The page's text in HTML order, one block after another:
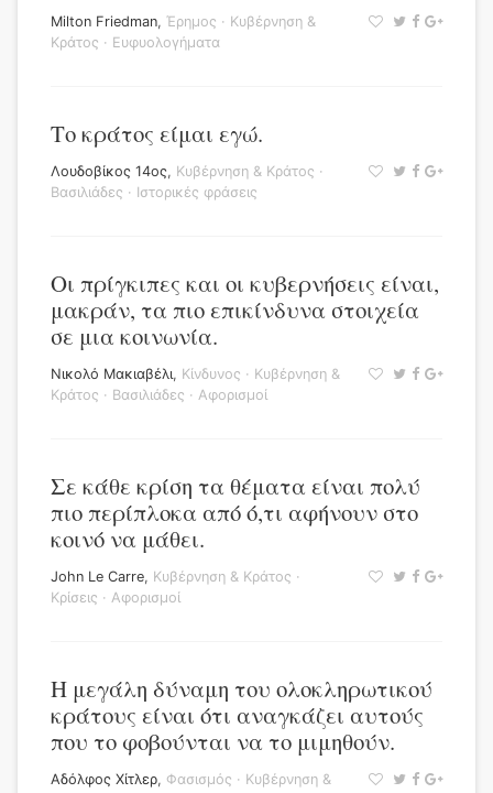
Milton Friedman, Έρημος · Κυβέρνηση &
Κράτος · Ευφυολογήματα
Το κράτος είμαι εγώ.
Λουδοβίκος 14ος, Κυβέρνηση & Κράτος ·
Βασιλιάδες · Ιστορικές φράσεις
Οι πρίγκιπες και οι κυβερνήσεις είναι,
μακράν, τα πιο επικίνδυνα στοιχεία
σε μια κοινωνία.
Νικολό Μακιαβέλι, Κίνδυνος · Κυβέρνηση &
Κράτος · Βασιλιάδες · Αφορισμοί
Σε κάθε κρίση τα θέματα είναι πολύ
πιο περίπλοκα από ό,τι αφήνουν στο
κοινό να μάθει.
John Le Carre, Κυβέρνηση & Κράτος ·
Κρίσεις · Αφορισμοί
Η μεγάλη δύναμη του ολοκληρωτικού
κράτους είναι ότι αναγκάζει αυτούς
που το φοβούνται να το μιμηθούν.
Αδόλφος Χίτλερ, Φασισμός · Κυβέρνηση &